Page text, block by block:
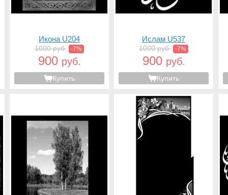
Икона U204
1000 руб. -7%
900 руб.
Купить
Ислам U537
1000 руб. -7%
900 руб.
Купить